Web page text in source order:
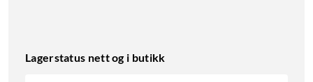
Lagerstatus nett og i butikk